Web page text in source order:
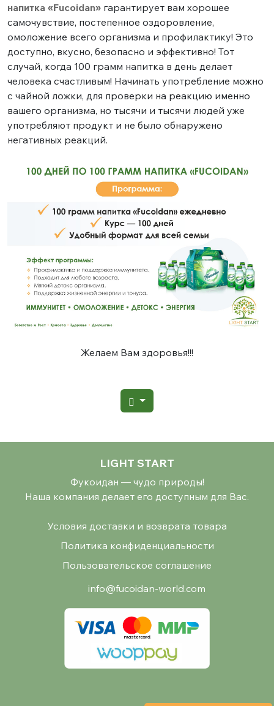
напитка «Fucoidan» гарантирует вам хорошее
самочувствие, постепенное оздоровление,
омоложение всего организма и профилактику! Это
доступно, вкусно, безопасно и эффективно! Тот
случай, когда 100 грамм напитка в день делает
человека счастливым! Начинать употребление можно
с чайной ложки, для проверки на реакцию именно
вашего организма, но тысячи и тысячи людей уже
употребляют продукт и не было обнаружено
негативных реакций.
Желаем Вам здоровья!!!
LIGHT START
Фукоидан — чудо природы!
Наша компания делает его доступным для Вас.
Условия доставки и возврата товара
Политика конфиденциальности
Пользовательское соглашение
info@fucoidan-world.com